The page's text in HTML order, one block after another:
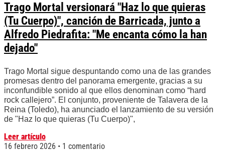
Trago Mortal versionará "Haz lo que quieras
(Tu Cuerpo)", canción de Barricada, junto a
Alfredo Piedrafita: "Me encanta cómo la han
dejado"
Trago Mortal sigue despuntando como una de las grandes
promesas dentro del panorama emergente, gracias a su
inconfundible sonido al que ellos denominan como “hard
rock callejero”. El conjunto, proveniente de Talavera de la
Reina (Toledo), ha anunciado el lanzamiento de su versión
de "Haz lo que quieras (Tu Cuerpo)",
Leer artículo
16 febrero 2026
1 comentario